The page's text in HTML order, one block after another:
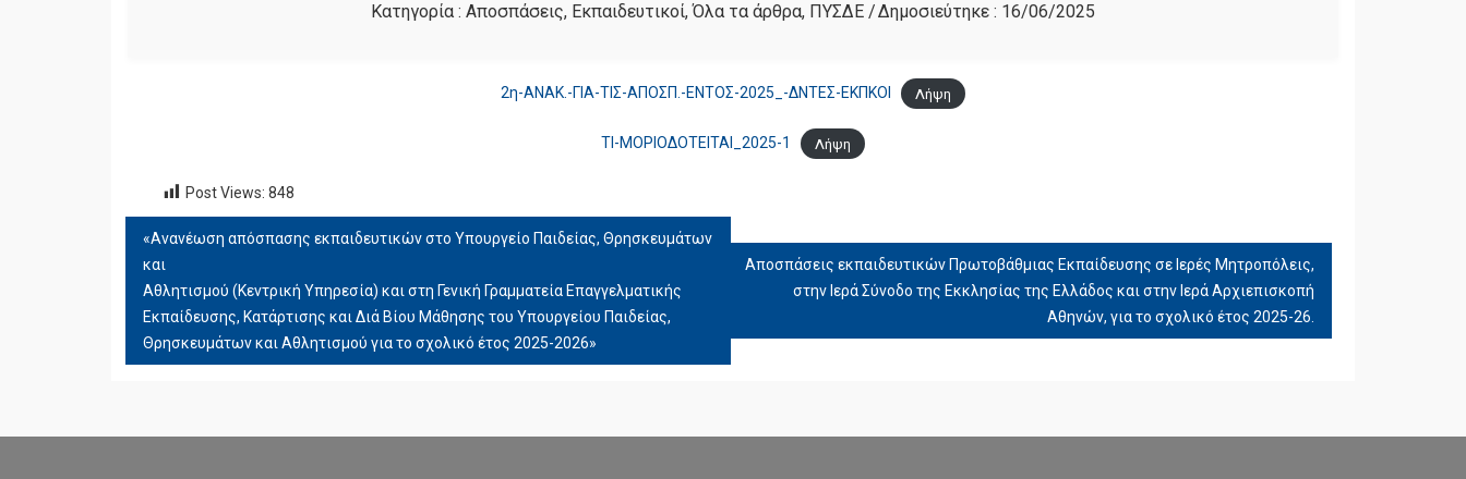
Κατηγορία : Αποσπάσεις, Εκπαιδευτικοί,Όλα τα άρθρα, ΠΥΣΔΕ /Δημοσιεύτηκε : 16/06/2025
2η-ΑΝΑΚ.-ΓΙΑ-ΤΙΣ-ΑΠΟΣΠ.-ΕΝΤΟΣ-2025_-ΔΝΤΕΣ-ΕΚΠΚΟΙ Λήψη
ΤΙ-ΜΟΡΙΟΔΟΤΕΙΤΑΙ_2025-1 Λήψη
Post Views: 848
ΠΛΟΉΓΗΣΗ
ΆΡΘΡΩΝ
«Ανανέωση απόσπασης εκπαιδευτικών στο Υπουργείο Παιδείας, Θρησκευμάτων
και
Αθλητισμού (Κεντρική Υπηρεσία) και στη Γενική Γραμματεία Επαγγελματικής
Εκπαίδευσης, Κατάρτισης και Διά Βίου Μάθησης του Υπουργείου Παιδείας,
Θρησκευμάτων και Αθλητισμού για το σχολικό έτος 2025-2026»
Αποσπάσεις εκπαιδευτικών Πρωτοβάθμιας Εκπαίδευσης σε Ιερές Μητροπόλεις,
στην Ιερά Σύνοδο της Εκκλησίας της Ελλάδος και στην Ιερά Αρχιεπισκοπή
Αθηνών, για το σχολικό έτος 2025-26.